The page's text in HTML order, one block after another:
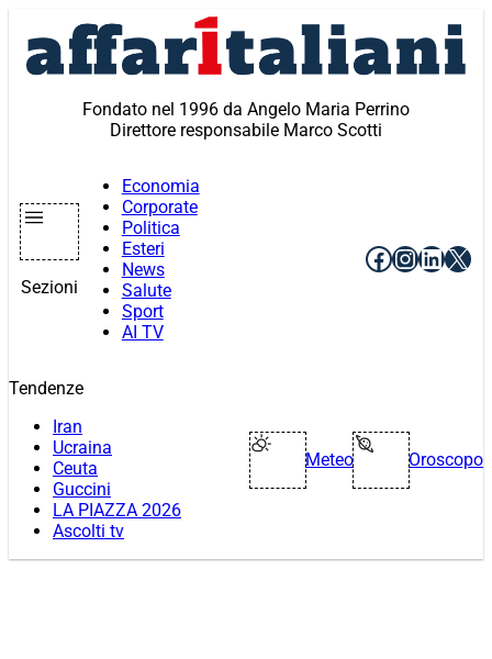
contenuto
Fondato nel 1996 da Angelo Maria Perrino
Direttore responsabile Marco Scotti
Sezioni
Economia
Corporate
Politica
Esteri
News
Salute
Sport
AI TV
Facebook
X
Tendenze
Iran
Ucraina
Ceuta
Guccini
LA PIAZZA 2026
Ascolti tv
Meteo Oroscopo